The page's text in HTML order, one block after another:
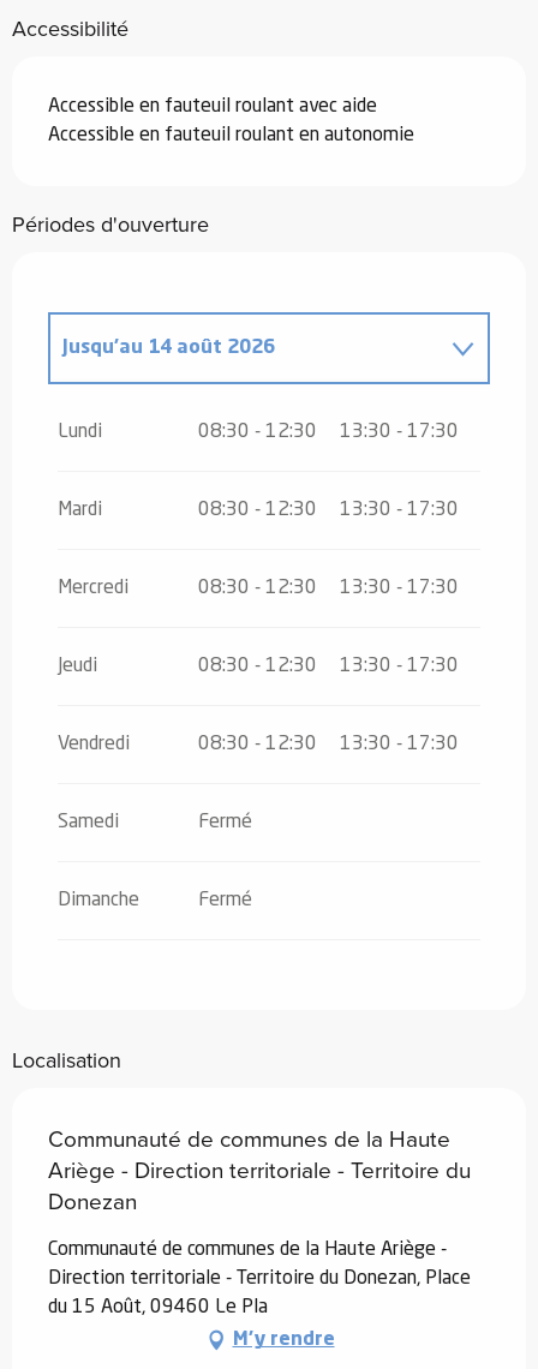
Accessibilité
Accessible en fauteuil roulant avec aide
Accessible en fauteuil roulant en autonomie
Périodes d'ouverture
Jusqu'au 14 août 2026
2026
Lundi 08:30 - 12:30 13:30 - 17:30
Mardi 08:30 - 12:30 13:30 - 17:30
Mercredi 08:30 - 12:30 13:30 - 17:30
Jeudi 08:30 - 12:30 13:30 - 17:30
Vendredi 08:30 - 12:30 13:30 - 17:30
Samedi Fermé
Dimanche Fermé
Localisation
Communauté de communes de la Haute
Ariège - Direction territoriale - Territoire du
Donezan
Communauté de communes de la Haute Ariège -
Direction territoriale - Territoire du Donezan, Place
du 15 Août, 09460 Le Pla
M'y rendre